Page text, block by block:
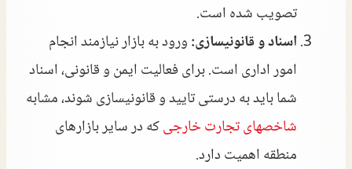
تصویب شده است.
اسناد و قانونیسازی:ورود به بازار نیازمند انجام
امور اداری است. برای فعالیت ایمن و قانونی، اسناد
شما باید به درستی تایید و قانونیسازی شوند، مشابه
شاخصهای تجارت خارجیکه در سایر بازارهای
منطقه اهمیت دارد.